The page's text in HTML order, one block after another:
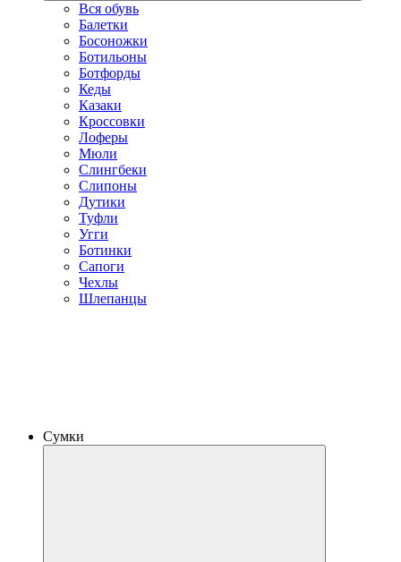
Вся обувь
Балетки
Босоножки
Ботильоны
Ботфорды
Кеды
Казаки
Кроссовки
Лоферы
Мюли
Слингбеки
Слипоны
Дутики
Туфли
Угги
Ботинки
Сапоги
Чехлы
Шлепанцы
Сумки